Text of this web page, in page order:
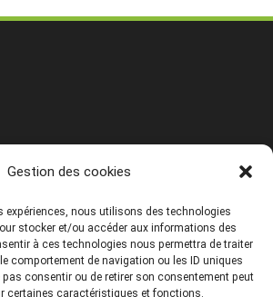
Gestion des cookies
expériences, nous utilisons des technologies
stocker et/ou accéder aux informations des
à ces technologies nous permettra de traiter
comportement de navigation ou les ID uniques
pas consentir ou de retirer son consentement peut
certaines caractéristiques et fonctions.